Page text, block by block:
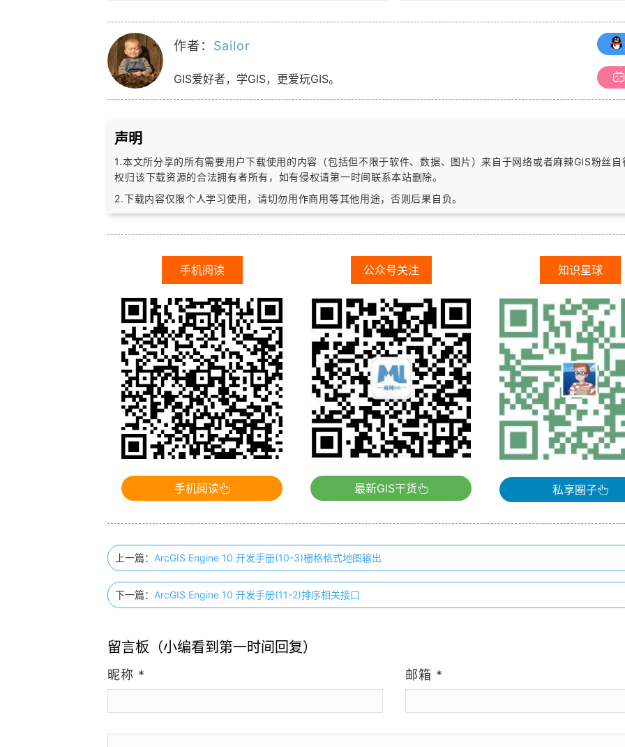
作者： Sailor
GIS爱好者，学GIS，更爱玩GIS。
声明
1.本文所分享的所有需要用户下载使用的内容（包括但不限于软件、数据、图片）来自于网络或者麻辣GIS粉丝自
权归该下载资源的合法拥有者所有， 如有侵权请第一时间联系本站删除。
2.下载内容仅限个人学习使用，请切勿用作商用等其他用途，否则后果自负。
手机阅读 公众号关注 知识星球
手机阅读 最新GIS干货 私享圈子
上一篇： ArcGIS Engine 10 开发手册(10-3)栅格格式地图输出
下一篇： ArcGIS Engine 10 开发手册(11-2)排序相关接口
留言板（小编看到第一时间回复）
昵称 * 邮箱 *